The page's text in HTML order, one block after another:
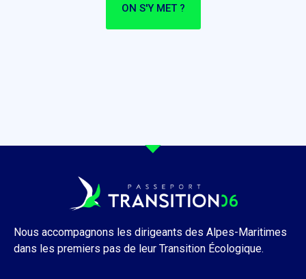
ON S'Y MET ?
Nous accompagnons les dirigeants des Alpes-Maritimes
dans les premiers pas de leur Transition Écologique.